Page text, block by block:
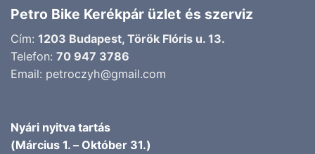
Petro Bike Kerékpár üzlet és szerviz
Cím: 1203 Budapest, Török Flóris u. 13.
Telefon: 70 947 3786
Email: petroczyh@gmail.com
Nyári nyitva tartás
(Március 1. – Október 31.)